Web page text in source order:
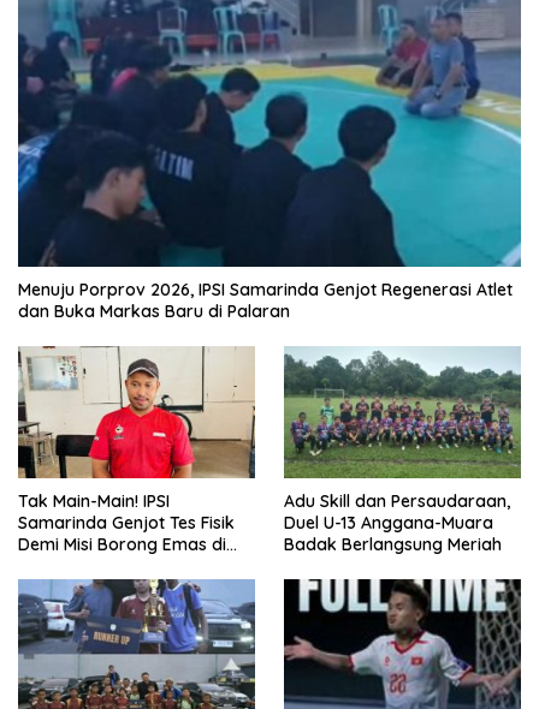
Menuju Porprov 2026, IPSI Samarinda Genjot Regenerasi Atlet
dan Buka Markas Baru di Palaran
Tak Main-Main! IPSI
Samarinda Genjot Tes Fisik
Demi Misi Borong Emas di
Adu Skill dan Persaudaraan,
Duel U-13 Anggana-Muara
Badak Berlangsung Meriah